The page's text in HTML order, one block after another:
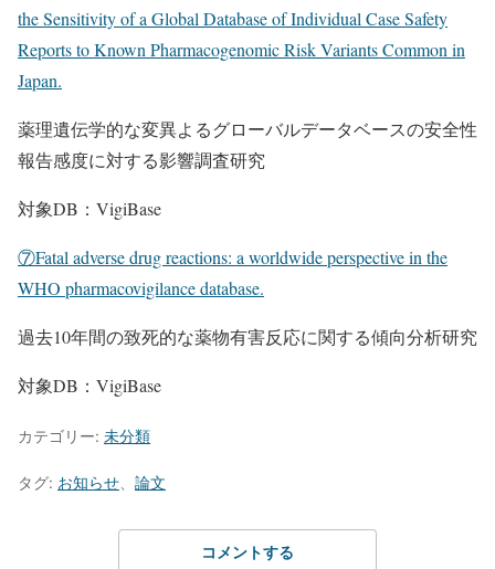
the Sensitivity of a Global Database of Individual Case Safety
Reports to Known Pharmacogenomic Risk Variants Common in
Japan.
薬理遺伝学的な変異よるグローバルデータベースの安全性
報告感度に対する影響調査研究
対象DB：VigiBase
⑦Fatal adverse drug reactions: a worldwide perspective in the
WHO pharmacovigilance database.
過去10年間の致死的な薬物有害反応に関する傾向分析研究
対象DB：VigiBase
カテゴリー: 未分類
タグ: お知らせ 論文
コメントする